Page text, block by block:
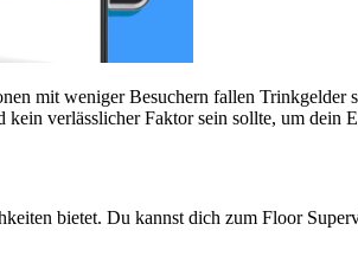
mit weniger Besuchern fallen
kein verlässlicher Faktor sein sollte, um dein
bietet. Du kannst dich zum Floor